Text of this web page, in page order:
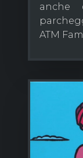
anche
ATM